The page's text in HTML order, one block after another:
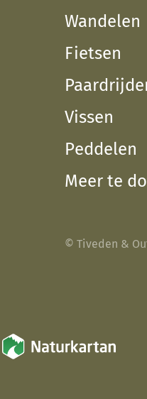
Wandelen
Fietsen
Vissen
Peddelen
Meer te
© Tiveden &